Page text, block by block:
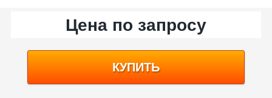
Цена по запросу
КУПИТЬ